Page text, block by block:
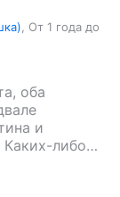
От 1 года до
оба
и
Каких-либо